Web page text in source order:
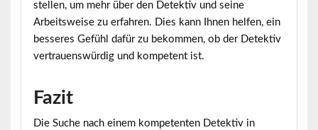
stellen, um mehr über den Detektiv und seine
Arbeitsweise zu erfahren. Dies kann Ihnen helfen, ein
besseres Gefühl dafür zu bekommen, ob der Detektiv
vertrauenswürdig und kompetent ist.
Fazit
Die Suche nach einem kompetenten Detektiv in